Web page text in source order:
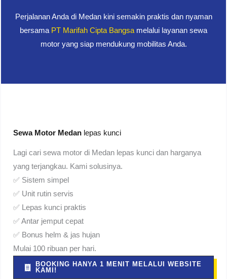
Perjalanan Anda di Medan kini semakin praktis dan nyaman
bersama PT Marifah Cipta Bangsa melalui layanan sewa
motor yang siap mendukung mobilitas Anda.
Sewa Motor Medan lepas kunci
Lagi cari sewa motor di Medan lepas kunci dan harganya
yang terjangkau. Kami solusinya.
✅ Sistem simpel
✅ Unit rutin servis
✅ Lepas kunci praktis
✅ Antar jemput cepat
✅ Bonus helm & jas hujan
Mulai 100 ribuan per hari.
BOOKING HANYA 1 MENIT MELALUI WEBSITE
KAMI!